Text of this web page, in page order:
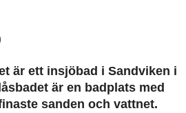
är ett insjöbad i Sandviken i
är en badplats med
sanden och vattnet.